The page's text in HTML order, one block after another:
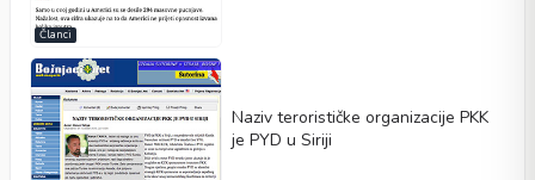
Članci
Naziv terorističke organizacije PKK
je PYD u Siriji